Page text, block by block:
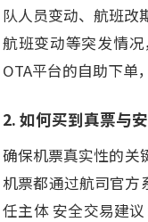
队人员变动、航班
航班变动等突发情
OTA平台的自助下单
2. 如何买到真票与
确保机票真实性的关
机票都通过航司官
任主体 安全交易建